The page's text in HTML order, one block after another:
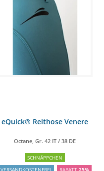
eQuick® Reithose Venere
Octane, Gr. 42 IT / 38 DE
SCHNÄPPCHEN
VERSANDKOSTENFREI
RABATT 25%